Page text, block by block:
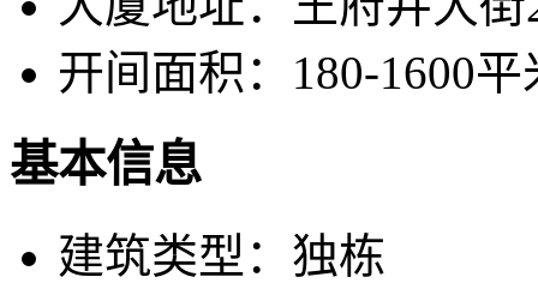
开间面积： 180-1600平
基本信息
建筑类型： 独栋